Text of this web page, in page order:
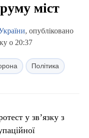
міст
, опубліковано
о 20:37
Політика
у зв’язку з